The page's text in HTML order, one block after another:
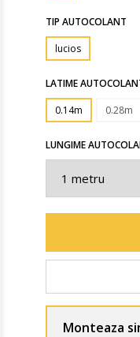
TIP AUTOCOLANT
lucios
LATIME
0.14m
0.28m
LUNGIME
Monteaza